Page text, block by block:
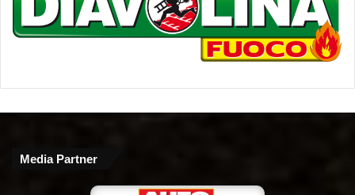
Media Partner